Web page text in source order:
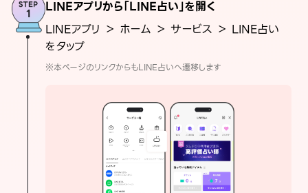
LINEアプリから「LINE占い」を開く
LINEアプリ ＞ ホーム ＞ サービス ＞ LINE占い
をタップ
※本ページのリンクからもLINE占いへ遷移します